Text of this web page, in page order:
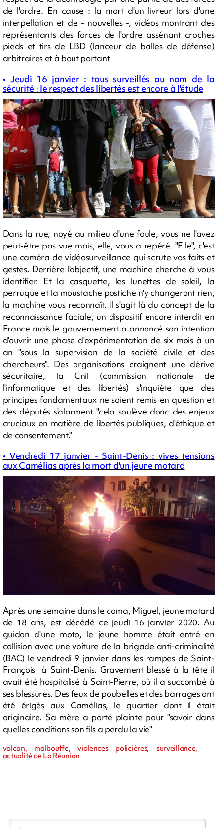
de l'ordre. En cause : la mort d'un livreur lors d'une
interpellation et de - nouvelles -, vidéos montrant des
représentants des forces de l'ordre assénant croches
pieds et tirs de LBD (lanceur de balles de défense)
arbitraires et à bout portant
• Jeudi 16 janvier : tous surveillés au nom de la
sécurité : le respect des libertés est encore à l'étude
Dans la rue, noyé au milieu d'une foule, vous ne l'avez
peut-être pas vue mais, elle, vous a repéré. "Elle", c'est
une caméra de vidéosurveillance qui scrute vos faits et
gestes. Derrière l'objectif, une machine cherche à vous
identifier. Et la casquette, les lunettes de soleil, la
perruque et la moustache postiche n'y changeront rien,
la machine vous reconnaît. Il s'agit là du concept de la
reconnaissance faciale, un dispositif encore interdit en
France mais le gouvernement a annoncé son intention
d'ouvrir une phase d'expérimentation de six mois à un
an "sous la supervision de la société civile et des
chercheurs". Des organisations craignent une dérive
sécuritaire, la Cnil (commission nationale de
l'informatique et des libertés) s'inquiète que des
principes fondamentaux ne soient remis en question et
des députés s'alarment "cela soulève donc des enjeux
cruciaux en matière de libertés publiques, d'éthique et
de consentement."
• Vendredi 17 janvier - Saint-Denis : vives tensions
aux Camélias après la mort d'un jeune motard
Après une semaine dans le coma, Miguel, jeune motard
de 18 ans, est décédé ce jeudi 16 janvier 2020. Au
guidon d'une moto, le jeune homme était entré en
collision avec une voiture de la brigade anti-criminalité
(BAC) le vendredi 9 janvier dans les rampes de Saint-
François à Saint-Denis. Gravement blessé à la tête il
avait été hospitalisé à Saint-Pierre, où il a succombé à
ses blessures. Des feux de poubelles et des barrages ont
été érigés aux Camélias, le quartier dont il était
originaire. Sa mère a porté plainte pour "savoir dans
quelles conditions son fils a perdu la vie"
volcan, malbouffe, violences policières, surveillance,
actualité de La Réunion